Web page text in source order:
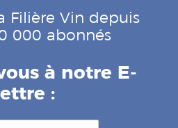
Filière Vin depuis
000 abonnés
à notre E-
: